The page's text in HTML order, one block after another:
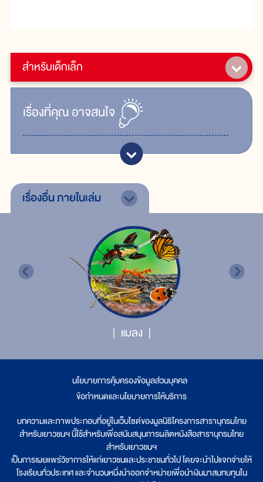
สำหรับเด็กเล็ก
เรื่ิองที่คุณอาจสนใจ
เรื่องอื่นภายในเล่ม
แมลง
นโยบายการคุ้มครองข้อมูลส่วนบุคคล
ข้อกำหนดและนโยบายการให้บริการ
บทความและภาพประกอบที่อยู่ในเว็บไซต์ของมูลนิธิโครงการสารานุกรมไทย
สำหรับเยาวชนฯ นี้ใช้สำหรับเพื่อสนับสนุนการผลิตหนังสือสารานุกรมไทย
สำหรับเยาวชนฯ
เป็นการเผยแพร่วิชาการให้แก่เยาวชนและประชาชนทั่วไป โดยจะนำไปแจกจ่ายให้
โรงเรียนทั่วประเทศ และจำนวนหนึ่งนำออกจำหน่ายเพื่อนำเงินมาสมทบทุนใน